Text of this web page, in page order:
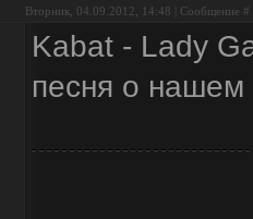
Вторник, 04.09.2012, 14:48 | Сообщение #
Kabat - Lady
песня о нашем